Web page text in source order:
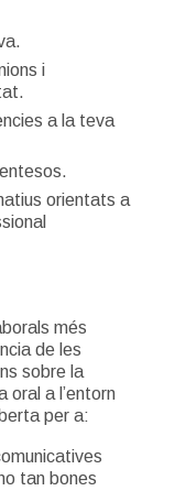
i
a la teva
orientats a
més
de les
sobre la
oral a l’entorn
per a:
tan bones